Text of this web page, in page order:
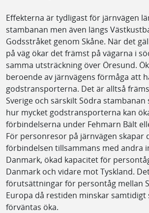
Effekterna är tydligast för järnvägen
stambanan men även längs
Godsstråket genom Skåne. När det
på väg ökar det främst på vägarna i
samma utsträckning över Öresund.
beroende av järnvägens förmåga att
godstransporterna. Det är alltså
Sverige och särskilt Södra
hur mycket godstransporterna kan
förbindelserna under Fehmarn Bält
För personresor på järnvägen skapar
förbindelsen tillsammans med andra
Danmark, ökad kapacitet för
Danmark och vidare mot Tyskland.
förutsättningar för persontåg mellan
Europa då restiden minskar
förväntas öka.